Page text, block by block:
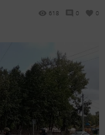
618 0 0